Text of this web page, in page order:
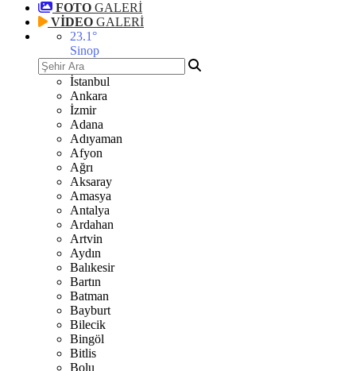
FOTO GALERİ
VİDEO GALERİ
23.1 °
Sinop
İstanbul
Ankara
İzmir
Adana
Adıyaman
Afyon
Ağrı
Aksaray
Amasya
Antalya
Ardahan
Artvin
Aydın
Balıkesir
Bartın
Batman
Bayburt
Bilecik
Bingöl
Bitlis
Bolu